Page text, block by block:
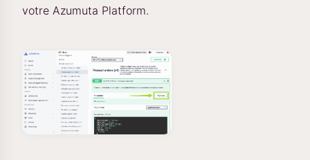
votre Azumuta Platform.